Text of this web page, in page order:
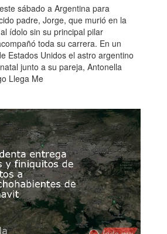
sábado a Argentina para
padre, Jorge, que murió en la
ídolo sin su principal pilar
toda su carrera. En un
Estados Unidos el astro argentino
junto a su pareja, Antonella
Llega Me